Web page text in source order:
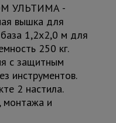
УЛЬТИМА -
вышка для
1,2x2,0 м для
250 кг.
с защитным
инструментов.
2 настила.
монтажа и